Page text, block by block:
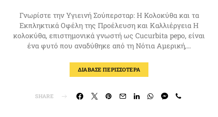
Γνωρίστε την Υγιεινή Σούπερσταρ: Η Κολοκύθα και τα
Εκπληκτικά Οφέλη της Προέλευση και Καλλιέργεια Η
κολοκύθα, επιστημονικά γνωστή ως Cucurbita pepo, είναι
ένα φυτό που αναδύθηκε από τη Νότια Αμερική,…
ΔΙΑΒΑΣΕ ΠΕΡΙΣΣΟΤΕΡΑ
SHARE